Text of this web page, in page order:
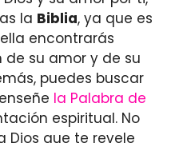
la Biblia, ya que es
ella encontrarás
su amor y de su
puedes buscar
la Palabra de
espiritual. No
Dios que te revele